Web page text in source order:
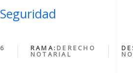
RAMA: DERECHO
NOTARIAL